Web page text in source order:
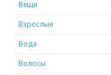
Вещи
Взрослые
Вода
Волосы